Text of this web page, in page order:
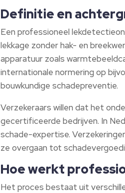
Definitie en
Een professioneel
lekkage zonder hak- en
apparatuur zoals
internationale normering op
bouwkundige schadepreventie.
Verzekeraars willen dat het
gecertificeerde bedrijven. In
schade-expertise.
ze overgaan tot
Hoe werkt
Het proces bestaat uit